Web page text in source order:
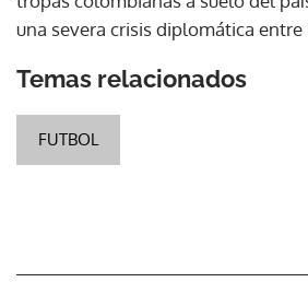
una severa crisis diplomática entre
Temas relacionados
FUTBOL